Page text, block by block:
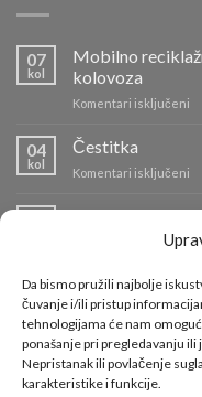
Da bismo pružili najbolje
čuvanje i/ili pristup
tehnologijama će nam
ponašanje pri pregledavanju
Nepristanak ili povlačenje
karakteristike i funkcije.
07
kol
Mobilno
kolovoza
Komentari isključeni
od
04
kol
Čestitka
Komentari isključeni
Info o radu
o
i
01
kol
Požar na
Komentari isključeniza
na